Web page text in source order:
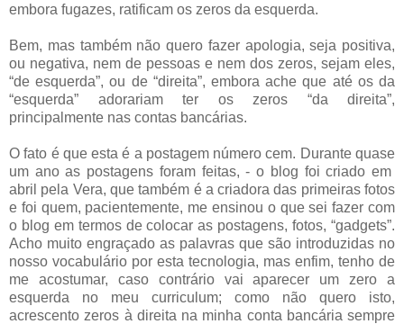
embora fugazes, ratificam os zeros da esquerda.
Bem, mas também não quero fazer apologia, seja positiva,
ou negativa, nem de pessoas e nem dos zeros, sejam eles,
“de esquerda”, ou de “direita”, embora ache que até os da
“esquerda” adorariam ter os zeros “da direita”,
principalmente nas contas bancárias.
O fato é que esta é a postagem número cem. Durante quase
um ano as postagens foram feitas, - o blog foi criado em
abril pela Vera, que também é a criadora das primeiras fotos
e foi quem, pacientemente, me ensinou o que sei fazer com
o blog em termos de colocar as postagens, fotos, “gadgets”.
Acho muito engraçado as palavras que são introduzidas no
nosso vocabulário por esta tecnologia, mas enfim, tenho de
me acostumar, caso contrário vai aparecer um zero a
esquerda no meu curriculum; como não quero isto,
acrescento zeros à direita na minha conta bancária sempre